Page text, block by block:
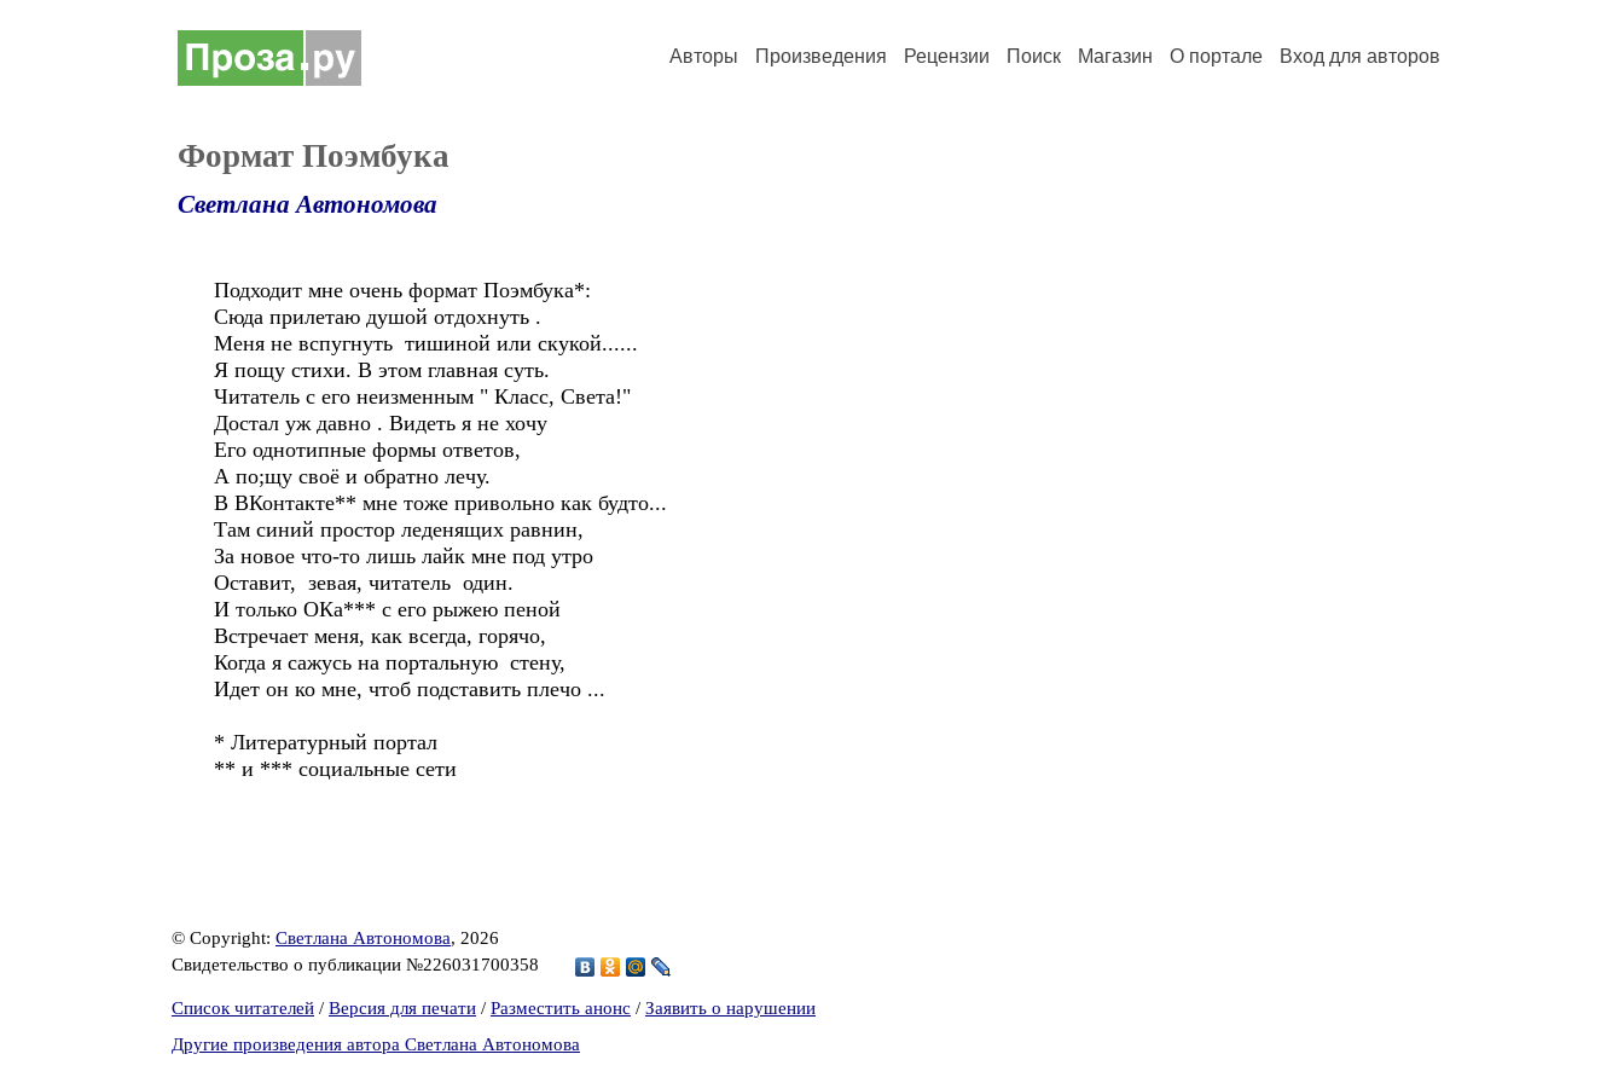
Авторы Произведения Рецензии Поиск Магазин О портале Вход для авторов
Формат Поэмбука
Светлана Автономова
Подходит мне очень формат Поэмбука*:
Сюда прилетаю душой отдохнуть .
Меня не вспугнуть тишиной или скукой......
Я пощу стихи. В этом главная суть.
Читатель с его неизменным " Класс, Света!"
Достал уж давно . Видеть я не хочу
Его однотипные формы ответов,
А по;щу своё и обратно лечу.
В ВКонтакте** мне тоже привольно как будто...
Там синий простор леденящих равнин,
За новое что-то лишь лайк мне под утро
Оставит, зевая, читатель один.
И только ОКа*** с его рыжею пеной
Встречает меня, как всегда, горячо,
Когда я сажусь на портальную стену,
Идет он ко мне, чтоб подставить плечо ...
* Литературный портал
** и *** социальные сети
© Copyright: Светлана Автономова, 2026
Свидетельство о публикации №226031700358
Список читателей / Версия для печати / Разместить анонс / Заявить о нарушении
Другие произведения автора Светлана Автономова